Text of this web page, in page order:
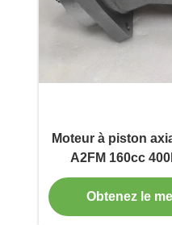
Moteur à piston
A2FM 160cc
machines
Obtenez le